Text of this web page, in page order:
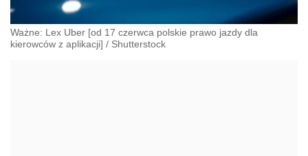
Ważne: Lex Uber [od 17 czerwca polskie prawo jazdy dla
kierowców z aplikacji] / Shutterstock